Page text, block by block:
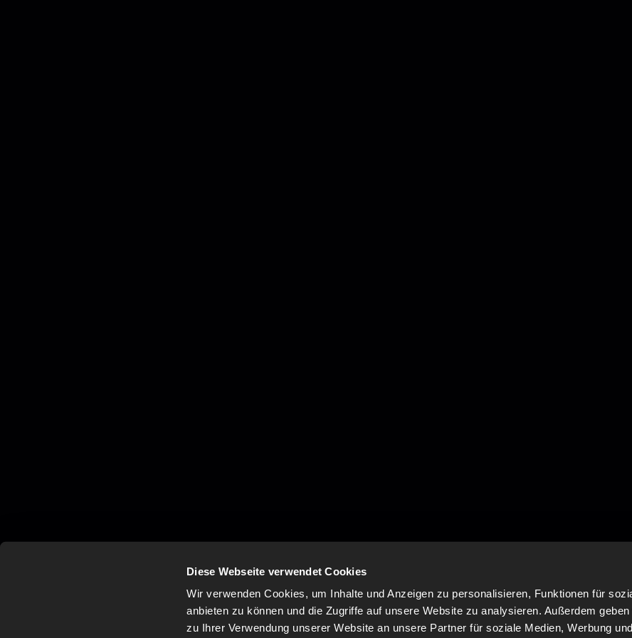
Diese Webseite verwendet Cookies
Wir verwenden Cookies, um Inhalte und Anzeigen zu personalisieren, Funktionen für
anbieten zu können und die Zugriffe auf unsere Website zu analysieren. Außerdem
zu Ihrer Verwendung unserer Website an unsere Partner für soziale Medien, Werbung